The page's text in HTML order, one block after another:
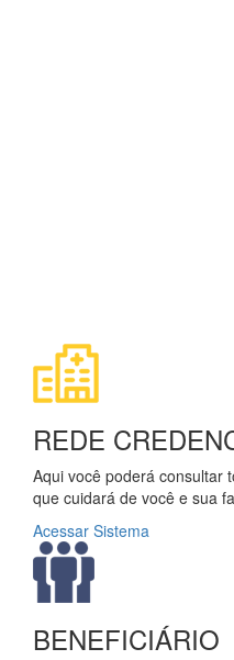
REDE
Aqui você poderá consultar
que cuidará de você e sua
Acessar Sistema
BENEFICIÁRIO